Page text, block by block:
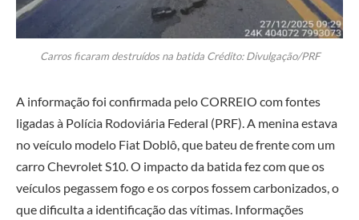
Carros ficaram destruídos na batida Crédito: Divulgação/PRF
A informação foi confirmada pelo CORREIO com fontes
ligadas à Polícia Rodoviária Federal (PRF). A menina estava
no veículo modelo Fiat Doblô, que bateu de frente com um
carro Chevrolet S10. O impacto da batida fez com que os
veículos pegassem fogo e os corpos fossem carbonizados, o
que dificulta a identificação das vítimas. Informações